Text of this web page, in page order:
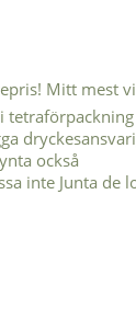
inte Junta de